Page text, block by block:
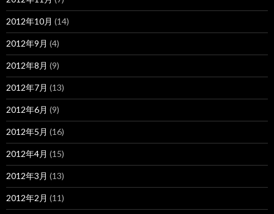
2012年10月 (14)
2012年9月 (4)
2012年8月 (9)
2012年7月 (13)
2012年6月 (9)
2012年5月 (16)
2012年4月 (15)
2012年3月 (13)
2012年2月 (11)